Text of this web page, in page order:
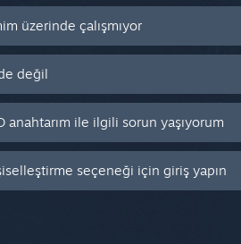
üzerinde çalışmıyor
değil
anahtarım ile ilgili sorun yaşıyorum
seçeneği için giriş yapın